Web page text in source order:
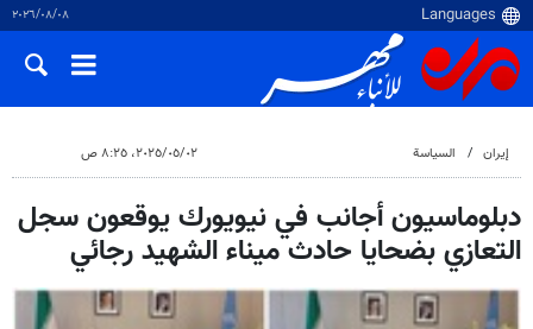
٠٨‏/٠٨‏/٢٠٢٦
إيران السياسة ٠٢‏/٠٥‏/٢٠٢٥، ٨:٢٥ ص
دبلوماسيون أجانب في نيويورك يوقعون سجل
التعازي بضحايا حادث ميناء الشهيد رجائي